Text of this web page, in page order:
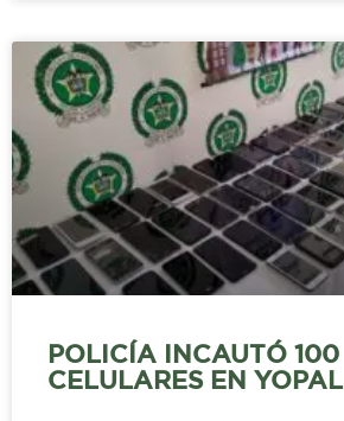
POLICÍA INCAUTÓ 100
CELULARES EN YOPAL